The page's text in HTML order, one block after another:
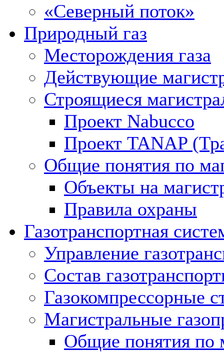
«Северный поток»
Природный газ
Месторождения газа
Действующие
Строящиеся
Проект Nabucco
Проект TANAP
Общие понятия по
Объекты на
Правила охраны
Газотранспортная
Управление
Состав
Газокомпрессорные
Магистральные
Общие понятия по